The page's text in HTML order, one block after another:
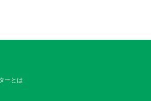
ーとは